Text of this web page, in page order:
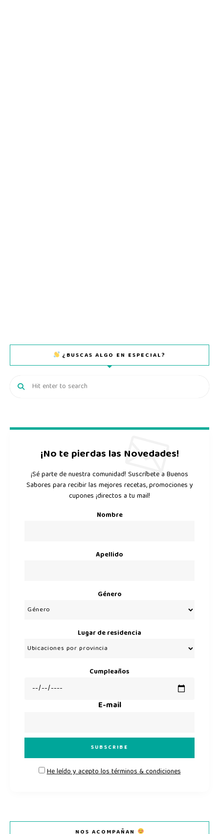
¿BUSCAS ALGO EN ESPECIAL?
¡No te pierdas las Novedades!
¡Sé parte de nuestra comunidad! Suscríbete a Buenos
Sabores para recibir las mejores recetas, promociones y
cupones ¡directos a tu mail!
Nombre
Apellido
Género
Lugar de residencia
Cumpleaños
E-mail
He leído y acepto los términos & condiciones